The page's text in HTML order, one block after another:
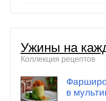
Ужины на
Коллекция рецептов
в